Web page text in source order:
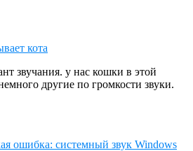
кота
звучания. у нас кошки в этой
другие по громкости звуки.
ошибка: системный звук Windows